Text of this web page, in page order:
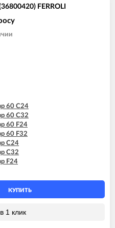
micro F32
micro F37
micro LN C32
ST C32
ST F32
FERROLI
60 C24
60 C32
60 F24
60 F32
C24
C32
F24
F32
F37
HC24
HC32
HF32
КУПИТЬ
1 клик